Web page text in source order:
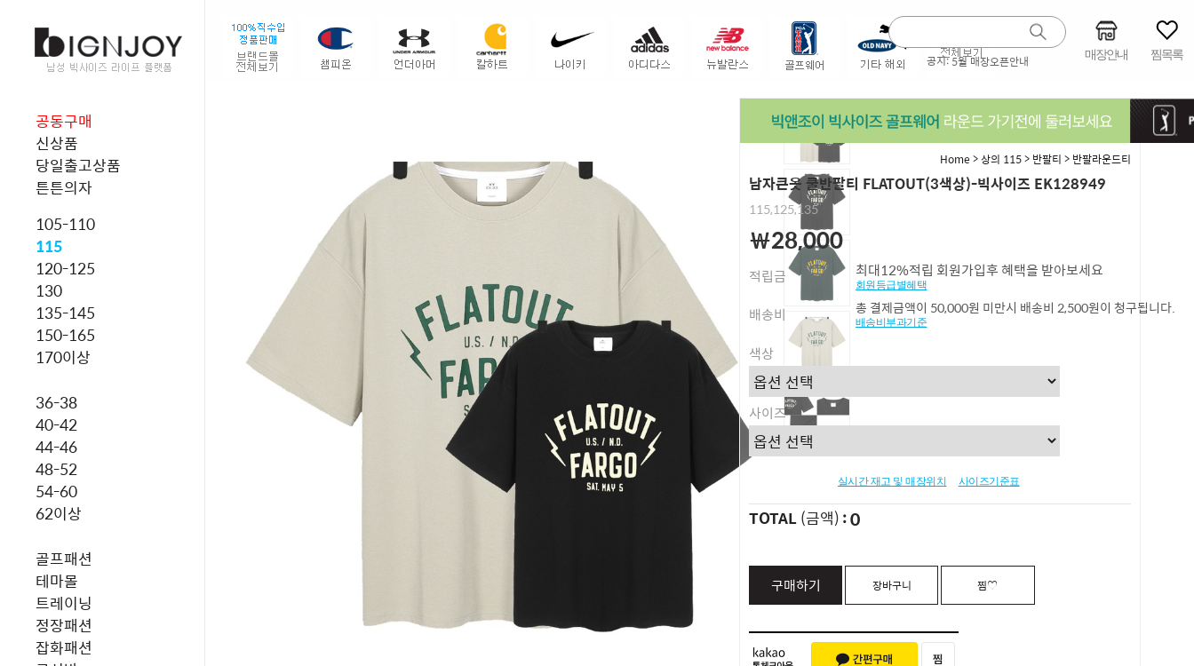
공지:5월 매장오픈안내 매장안내 찜목록
공동구매
신상품
당일출고상품
튼튼의자
105-110
115
120-125
130
135-145
150-165
170이상
36-38
40-42
44-46
48-52
54-60
62이상
골프패션
테마몰
트레이닝
정장패션
잡화패션
Home>상의 115> 반팔티 > 반팔라운드티
남자큰옷 쿨반팔티 FLATOUT(3색상)-빅사이즈 EK128949
115,125,135
￦28,000
적립금 최대12%적립 회원가입후 혜택을 받아보세요
회원등급별혜택
배송비 총 결제금액이 50,000원 미만시 배송비 2,500원이 청구됩니다.
배송비부과기준
색상
사이즈
실시간 재고 및 매장위치 사이즈기준표
TOTAL(금액) 0
구매하기 장바구니 찜♡